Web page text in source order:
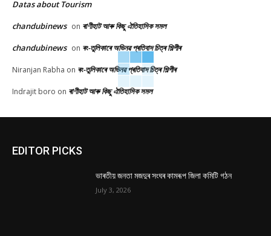
Datas about Tourism
chandubinews on ৰাণীহাট আৰু কিছু ঐতিহাসিক সমল
chandubinews on ৰং-তুলিকাৰে অভিনৱ প্ৰতিবাদ চিত্ৰ শিল্পীৰ
Niranjan Rabha on ৰং-তুলিকাৰে অভিনৱ প্ৰতিবাদ চিত্ৰ শিল্পীৰ
Indrajit boro on ৰাণীহাট আৰু কিছু ঐতিহাসিক সমল
EDITOR PICKS
ভাৰতীয় জনতা মজদুৰ সংঘৰ কামৰূপ জিলা কমিটি গঠন
July 3, 2026